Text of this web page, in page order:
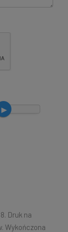
Druk na
Wykończona